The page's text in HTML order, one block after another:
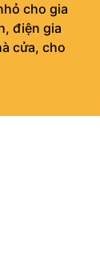
cho gia
điện gia
cửa, cho